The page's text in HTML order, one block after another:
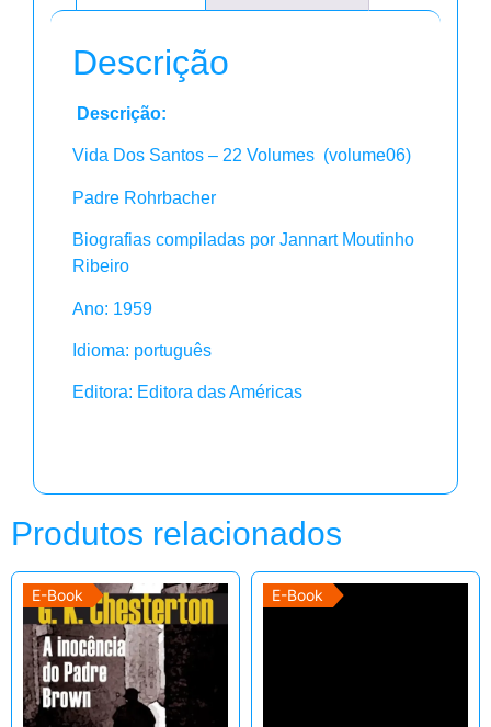
Descrição
Descrição:
Vida Dos Santos – 22 Volumes (volume06)
Padre Rohrbacher
Biografias compiladas por Jannart Moutinho
Ribeiro
Ano: 1959
Idioma: português
Editora: Editora das Américas
Produtos relacionados
E-Book E-Book